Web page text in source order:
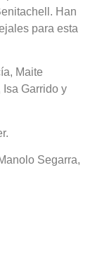
Han
para esta
Maite
Garrido y
Segarra,